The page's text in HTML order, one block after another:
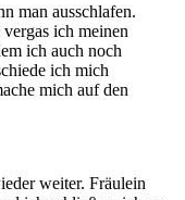
man ausschlafen.
ich meinen
ich auch noch
ich mich
mich auf den
weiter. Fräulein